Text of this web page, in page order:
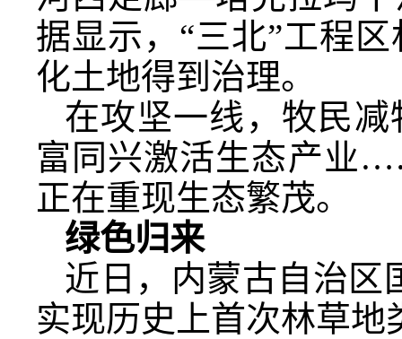
据显示，“三北”工程
化土地得到治理。
在攻坚一线，牧民
富同兴激活生态产业
正在重现生态繁茂。
绿色归来
近日，内蒙古自治区
实现历史上首次林草地